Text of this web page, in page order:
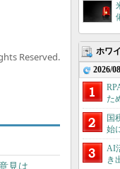
Reserved.
見は
ホワ
2026/
た
国
始
AI
き